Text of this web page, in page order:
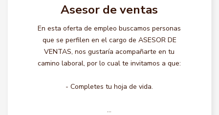
Asesor de ventas
En esta oferta de empleo buscamos personas
que se perfilen en el cargo de ASESOR DE
VENTAS, nos gustaría acompañarte en tu
camino laboral, por lo cual te invitamos a que:
- Completes tu hoja de vida.
...